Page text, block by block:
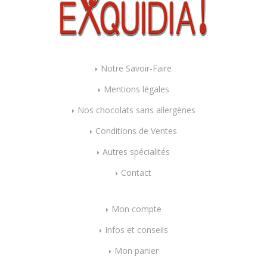
Fairtrade Naturata
: 125 grammes
(dluo 11/02/2028) BIO.
Sans les 14 allergènes
majeurs
dattes vegan sans
allergènes
Gustodia : 500g
Sans les 14 allergènes
majeurs
Notre Savoir-Faire
Mentions légales
Nos chocolats sans allergènes
Conditions de Ventes
Autres spécialités
Contact
Mon compte
Infos et conseils
Mon panier